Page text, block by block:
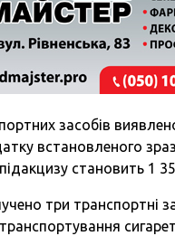
засобів
встановленого
становить 1
три транспортні
транспортування